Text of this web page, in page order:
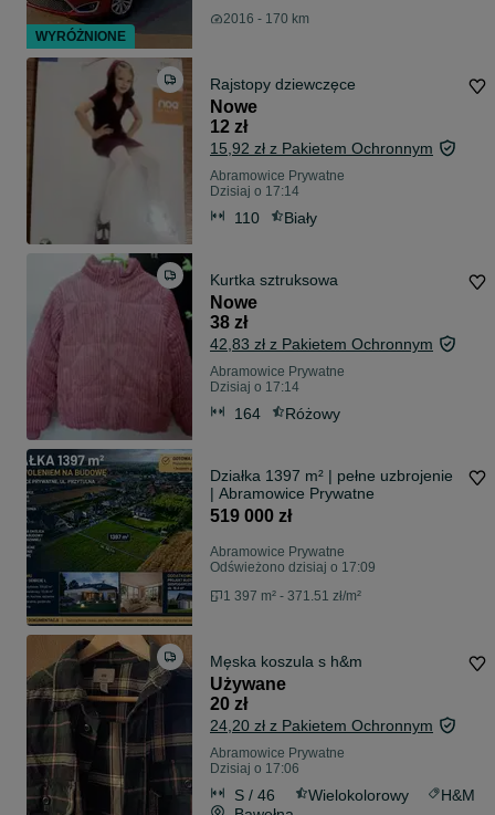
2016 - 170 km
Rajstopy dziewczęce
Nowe
12 zł
15,92 zł z Pakietem Ochronnym
Abramowice Prywatne
Dzisiaj o 17:14
110 Biały
Kurtka sztruksowa
Nowe
38 zł
42,83 zł z Pakietem Ochronnym
Abramowice Prywatne
Dzisiaj o 17:14
164 Różowy
Działka 1397 m² | pełne uzbrojenie
| Abramowice Prywatne
519 000 zł
Abramowice Prywatne
Odświeżono dzisiaj o 17:09
1 397 m² - 371.51 zł/m²
Męska koszula s h&m
Używane
20 zł
24,20 zł z Pakietem Ochronnym
Abramowice Prywatne
Dzisiaj o 17:06
S / 46 Wielokolorowy
H&M
WYRÓŻNIONE